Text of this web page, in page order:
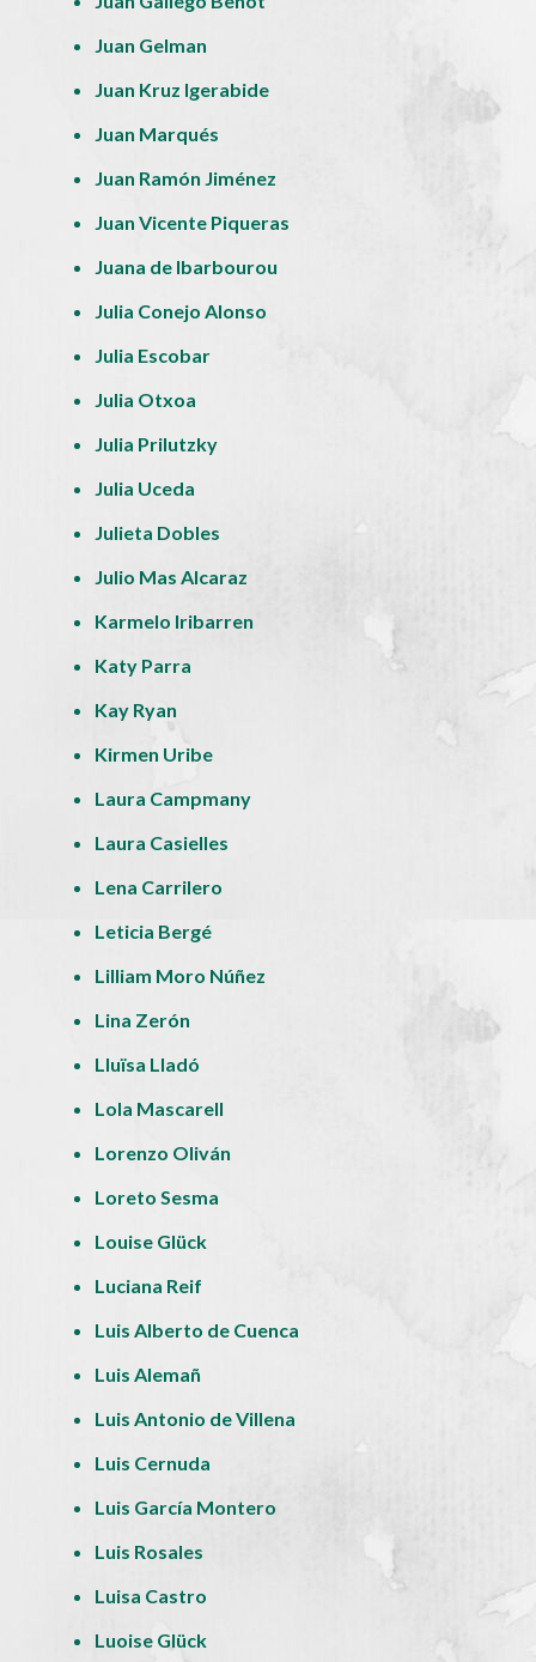
Juan Gelman
Juan Kruz Igerabide
Juan Marqués
Juan Ramón Jiménez
Juan Vicente Piqueras
Juana de Ibarbourou
Julia Conejo Alonso
Julia Escobar
Julia Otxoa
Julia Prilutzky
Julia Uceda
Julieta Dobles
Julio Mas Alcaraz
Karmelo Iribarren
Katy Parra
Kay Ryan
Kirmen Uribe
Laura Campmany
Laura Casielles
Lena Carrilero
Leticia Bergé
Lilliam Moro Núñez
Lina Zerón
Lluïsa Lladó
Lola Mascarell
Lorenzo Oliván
Loreto Sesma
Louise Glück
Luciana Reif
Luis Alberto de Cuenca
Luis Alemañ
Luis Antonio de Villena
Luis Cernuda
Luis García Montero
Luis Rosales
Luisa Castro
Luoise Glück